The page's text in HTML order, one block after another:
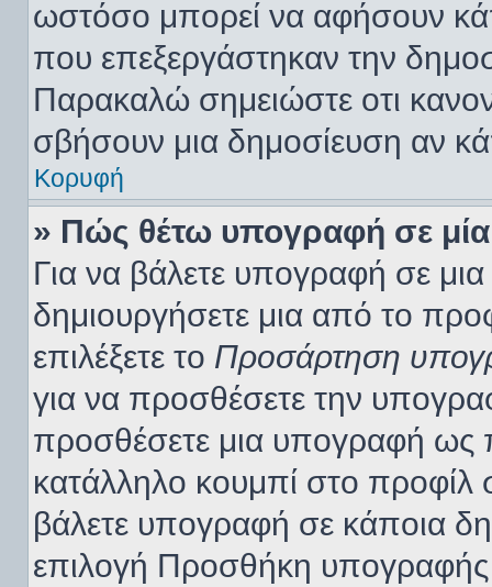
ωστόσο μπορεί να αφήσουν
που επεξεργάστηκαν την
Παρακαλώ σημειώστε οτι
σβήσουν μια δημοσίευση αν
Κορυφή
» Πώς θέτω υπογραφή σε
Για να βάλετε υπογραφή σε
δημιουργήσετε μια από το
επιλέξετε το Προσάρτηση
για να προσθέσετε την
προσθέσετε μια υπογραφή ως
κατάλληλο κουμπί στο προφίλ
βάλετε υπογραφή σε κάποια
επιλογή Προσθήκη